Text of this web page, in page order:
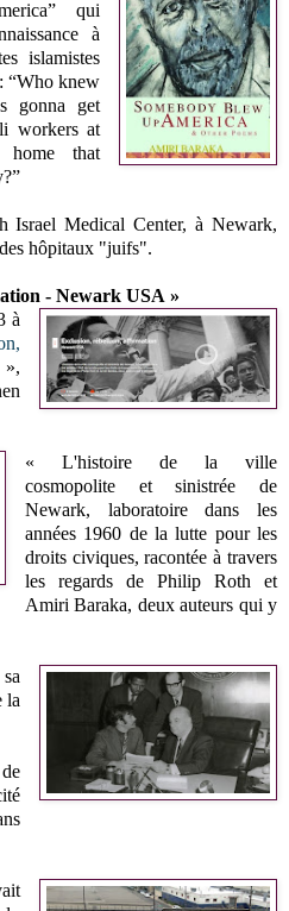
qui
à
islamistes
“Who knew
gonna get
workers at
home that
Israel Medical Center, à Newark,
hôpitaux "juifs".
- Newark USA »
à
»,
« L'histoire de la ville
cosmopolite et sinistrée de
Newark, laboratoire dans les
années 1960 de la lutte pour les
droits civiques, racontée à travers
les regards de Philip Roth et
Amiri Baraka, deux auteurs qui y
la